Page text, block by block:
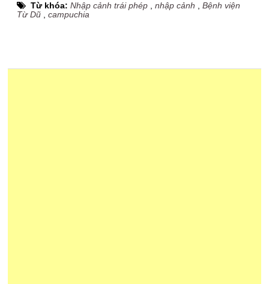
Từ khóa:Nhập cảnh trái phép ,nhập cảnh ,Bệnh viện
Từ Dũ ,campuchia